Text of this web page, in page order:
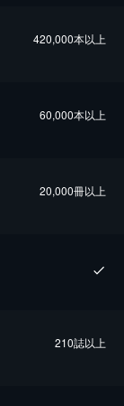
420,000本以上
60,000本以上
20,000冊以上
210誌以上